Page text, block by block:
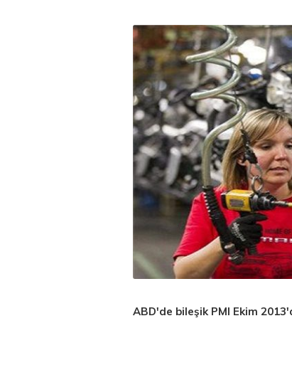
ABD'de bileşik PMI Ekim